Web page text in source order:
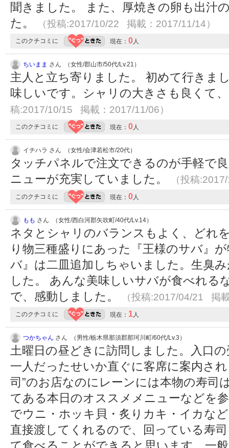
聞きました。 また、厚焼きの卵も出汁
た。
（投稿:2017/10/22 掲載：2017/11/14）
このクチコミに 現在： 0人
ちいまま さん （女性/郡山市/50代/Lv.21）
主人と立ち寄りました。 初めて行きま
味しいです。シャリの大きさも良くて
稿:2017/10/15 掲載：2017/11/06）
このクチコミに 現在： 0人
イチハラ さん （女性/会津若松市/20代）
タッチパネルで注文できるのが手軽で
ニューが充実していました。
（投稿
このクチコミに 現在： 0人
もも さん （女性/西白河郡矢吹町/40代/Lv.14）
ネタとシャリのバランスもよく、どれ
り物三種盛りにあった『王様のサバ』
バ』は二皿追加しちゃいました。生臭
した。 あんな美味しいサバが食べれる
で、感動しました。
（投稿:2017/04/21 掲
このクチコミに 現在： 1人
つかちゃん さん （男性/栃木県那須郡那珂川町/60代/Lv.3）
土曜日の昼どきに訪問しました。入口
一人だったせいか直ぐに客席に案内さ
司”のお店なのにレーンには本物の寿司
てある本日のオススメメニューなどを
でウニ・ホッキ貝・炙りカキ・イカな
直接渡してくれるので、回っている寿